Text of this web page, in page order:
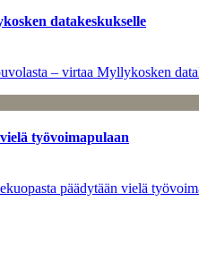
datakeskukselle
– virtaa Myllykosken
työvoimapulaan
päädytään vielä